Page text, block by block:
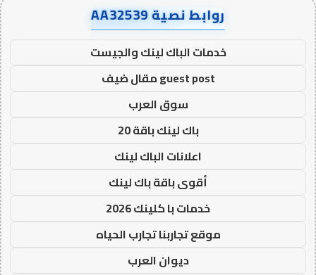
روابط نصية AA32539
خدمات الباك لينك والجيست
guest post مقال ضيف
سوق العرب
باك لينك باقة 20
اعلانات الباك لينك
أقوى باقة باك لينك
خدمات با كلينك 2026
موقع تجاربنا تجارب الحياه
ديوان العرب